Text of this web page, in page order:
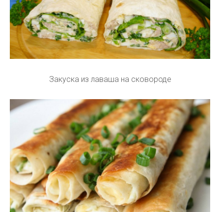
Закуска из лаваша на сковороде